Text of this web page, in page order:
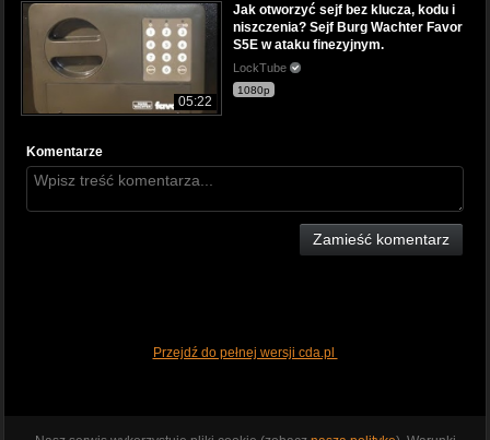
05:22
Jak otworzyć sejf bez klucza, kodu i
niszczenia? Sejf Burg Wachter Favor
S5E w ataku finezyjnym.
LockTube
1080p
Komentarze
Zamieść komentarz
Przejdź do pełnej wersji cda.pl